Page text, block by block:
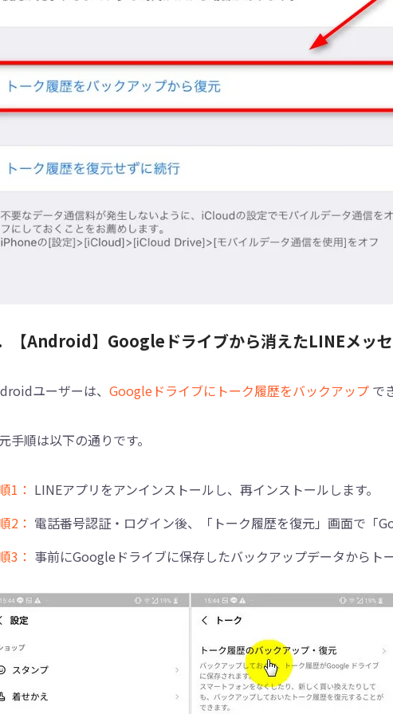
【Android】Googleドライブから消えたLINEメッ
ユーザーは、 Googleドライブにトーク履歴をバックアップ で
手順は以下の通りです。
1： LINEアプリをアンインストールし、再インストールします。
2： 電話番号認証・ログイン後、「トーク履歴を復元」画面で「
3： 事前にGoogleドライブに保存したバックアップデータからト